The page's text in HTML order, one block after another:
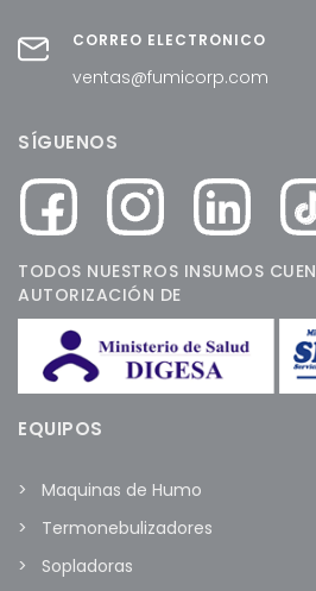
CORREO ELECTRÓNICO
ventas@fumicorp.com
SÍGUENOS
TODOS NUESTROS INSUMOS
AUTORIZACIÓN DE
EQUIPOS
Maquinas de Humo
Termonebulizadores
Sopladoras